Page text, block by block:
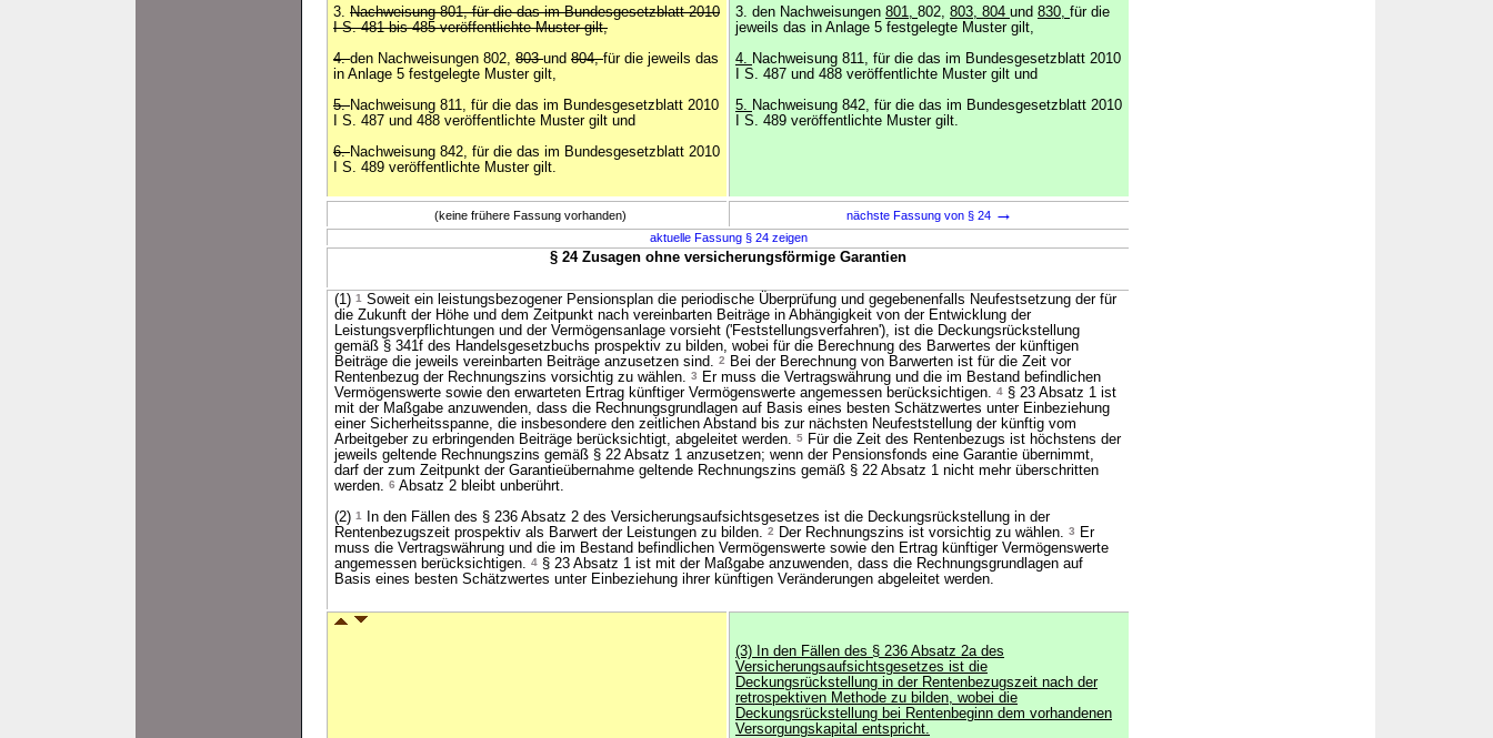
3. Nachweisung 801, für die das im Bundesgesetzblatt 2010
I S. 481 bis 485 veröffentlichte Muster gilt,
4.den Nachweisungen 802, 803und 804,für die jeweils das
in Anlage 5 festgelegte Muster gilt,
5.Nachweisung 811, für die das im Bundesgesetzblatt 2010
I S. 487 und 488 veröffentlichte Muster gilt und
6.Nachweisung 842, für die das im Bundesgesetzblatt 2010
I S. 489 veröffentlichte Muster gilt.
3. den Nachweisungen 801, 802, 803, 804 und 830, für die
jeweils das in Anlage 5 festgelegte Muster gilt,
4. Nachweisung 811, für die das im Bundesgesetzblatt 2010
I S. 487 und 488 veröffentlichte Muster gilt und
5. Nachweisung 842, für die das im Bundesgesetzblatt 2010
I S. 489 veröffentlichte Muster gilt.
(keine frühere Fassung vorhanden) nächste Fassung von § 24 →
aktuelle Fassung § 24 zeigen
§ 24 Zusagen ohne versicherungsförmige Garantien
(1) 1 Soweit ein leistungsbezogener Pensionsplan die periodische Überprüfung und gegebenenfalls Neufestsetzung der für
die Zukunft der Höhe und dem Zeitpunkt nach vereinbarten Beiträge in Abhängigkeit von der Entwicklung der
Leistungsverpflichtungen und der Vermögensanlage vorsieht ('Feststellungsverfahren'), ist die Deckungsrückstellung
gemäß § 341f des Handelsgesetzbuchs prospektiv zu bilden, wobei für die Berechnung des Barwertes der künftigen
Beiträge die jeweils vereinbarten Beiträge anzusetzen sind. 2
Bei der Berechnung von Barwerten ist für die Zeit vor
Rentenbezug der Rechnungszins vorsichtig zu wählen. 3
Er muss die Vertragswährung und die im Bestand befindlichen
Vermögenswerte sowie den erwarteten Ertrag künftiger Vermögenswerte angemessen berücksichtigen. 4 § 23 Absatz 1 ist
mit der Maßgabe anzuwenden, dass die Rechnungsgrundlagen auf Basis eines besten Schätzwertes unter Einbeziehung
einer Sicherheitsspanne, die insbesondere den zeitlichen Abstand bis zur nächsten Neufeststellung der künftig vom
Arbeitgeber zu erbringenden Beiträge berücksichtigt, abgeleitet werden. 5 Für die Zeit des Rentenbezugs ist höchstens der
jeweils geltende Rechnungszins gemäß § 22 Absatz 1 anzusetzen; wenn der Pensionsfonds eine Garantie übernimmt,
darf der zum Zeitpunkt der Garantieübernahme geltende Rechnungszins gemäß § 22 Absatz 1 nicht mehr überschritten
werden. 6 Absatz 2 bleibt unberührt.
(2) 1
In den Fällen des § 236 Absatz 2 des Versicherungsaufsichtsgesetzes ist die Deckungsrückstellung in der
Rentenbezugszeit prospektiv als Barwert der Leistungen zu bilden. 2 Der Rechnungszins ist vorsichtig zu wählen. 3
Er
muss die Vertragswährung und die im Bestand befindlichen Vermögenswerte sowie den Ertrag künftiger Vermögenswerte
angemessen berücksichtigen. 4 § 23 Absatz 1 ist mit der Maßgabe anzuwenden, dass die Rechnungsgrundlagen auf
Basis eines besten Schätzwertes unter Einbeziehung ihrer künftigen Veränderungen abgeleitet werden.
(3) In den Fällen des § 236 Absatz 2a des
Versicherungsaufsichtsgesetzes ist die
Deckungsrückstellung in der Rentenbezugszeit nach der
retrospektiven Methode zu bilden, wobei die
Deckungsrückstellung bei Rentenbeginn dem vorhandenen
Versorgungskapital entspricht.